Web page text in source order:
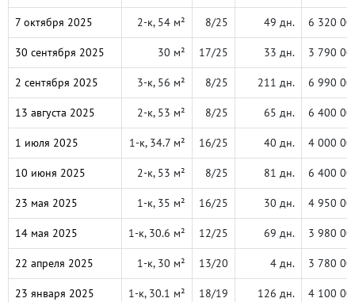
7 октября 2025 2-к, 54 м² 8/25 49 дн. 6 320
30 сентября 2025 30 м² 17/25 33 дн. 3 790
2 сентября 2025 3-к, 56 м² 8/25 211 дн. 6 990
13 августа 2025 2-к, 53 м² 8/25 65 дн. 6 400
1 июля 2025 1-к, 34.7 м² 16/25 40 дн. 4 000
10 июня 2025 2-к, 53 м² 8/25 81 дн. 6 400
23 мая 2025 1-к, 35 м² 16/25 30 дн. 4 950
14 мая 2025 1-к, 30.6 м² 12/25 69 дн. 3 980
22 апреля 2025 1-к, 30 м² 13/20 4 дн. 3 780
23 января 2025 1-к, 30.1 м² 18/19 126 дн. 4 100